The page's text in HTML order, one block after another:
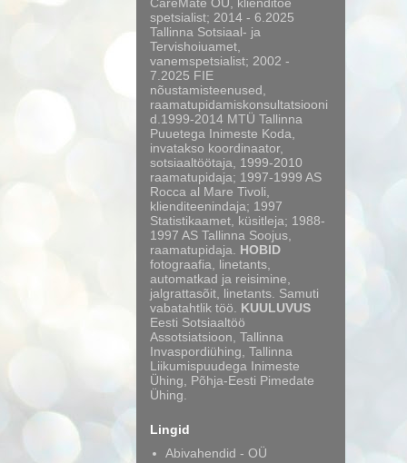
spetsialist; 2014 - 6.2025
Tallinna Sotsiaal- ja
Tervishoiuamet,
vanemspetsialist; 2002 -
7.2025 FIE
nõustamisteenused,
raamatupidamiskonsultatsiooni
d.1999-2014 MTÜ Tallinna
Puuetega Inimeste Koda,
invatakso koordinaator,
sotsiaaltöötaja, 1999-2010
raamatupidaja; 1997-1999 AS
Rocca al Mare Tivoli,
klienditeenindaja; 1997
Statistikaamet, küsitleja; 1988-
1997 AS Tallinna Soojus,
raamatupidaja. HOBID
fotograafia, linetants,
automatkad ja reisimine,
jalgrattasõit, linetants. Samuti
vabatahtlik töö. KUULUVUS
Eesti Sotsiaaltöö
Assotsiatsioon, Tallinna
Invaspordiühing, Tallinna
Liikumispuudega Inimeste
Ühing, Põhja-Eesti Pimedate
Ühing.
Lingid
Abivahendid - OÜ